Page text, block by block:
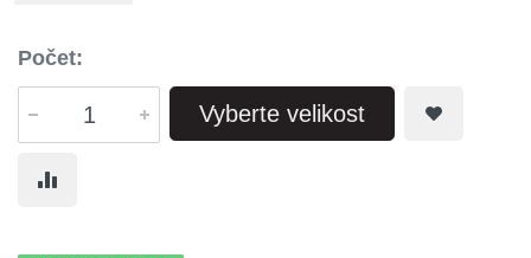
Počet:
Vyberte velikost